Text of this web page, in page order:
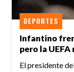
Infantino
pero la
DEPORTES
El presidente